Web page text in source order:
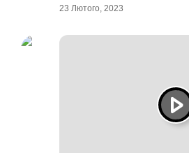
23 Лютого, 2023